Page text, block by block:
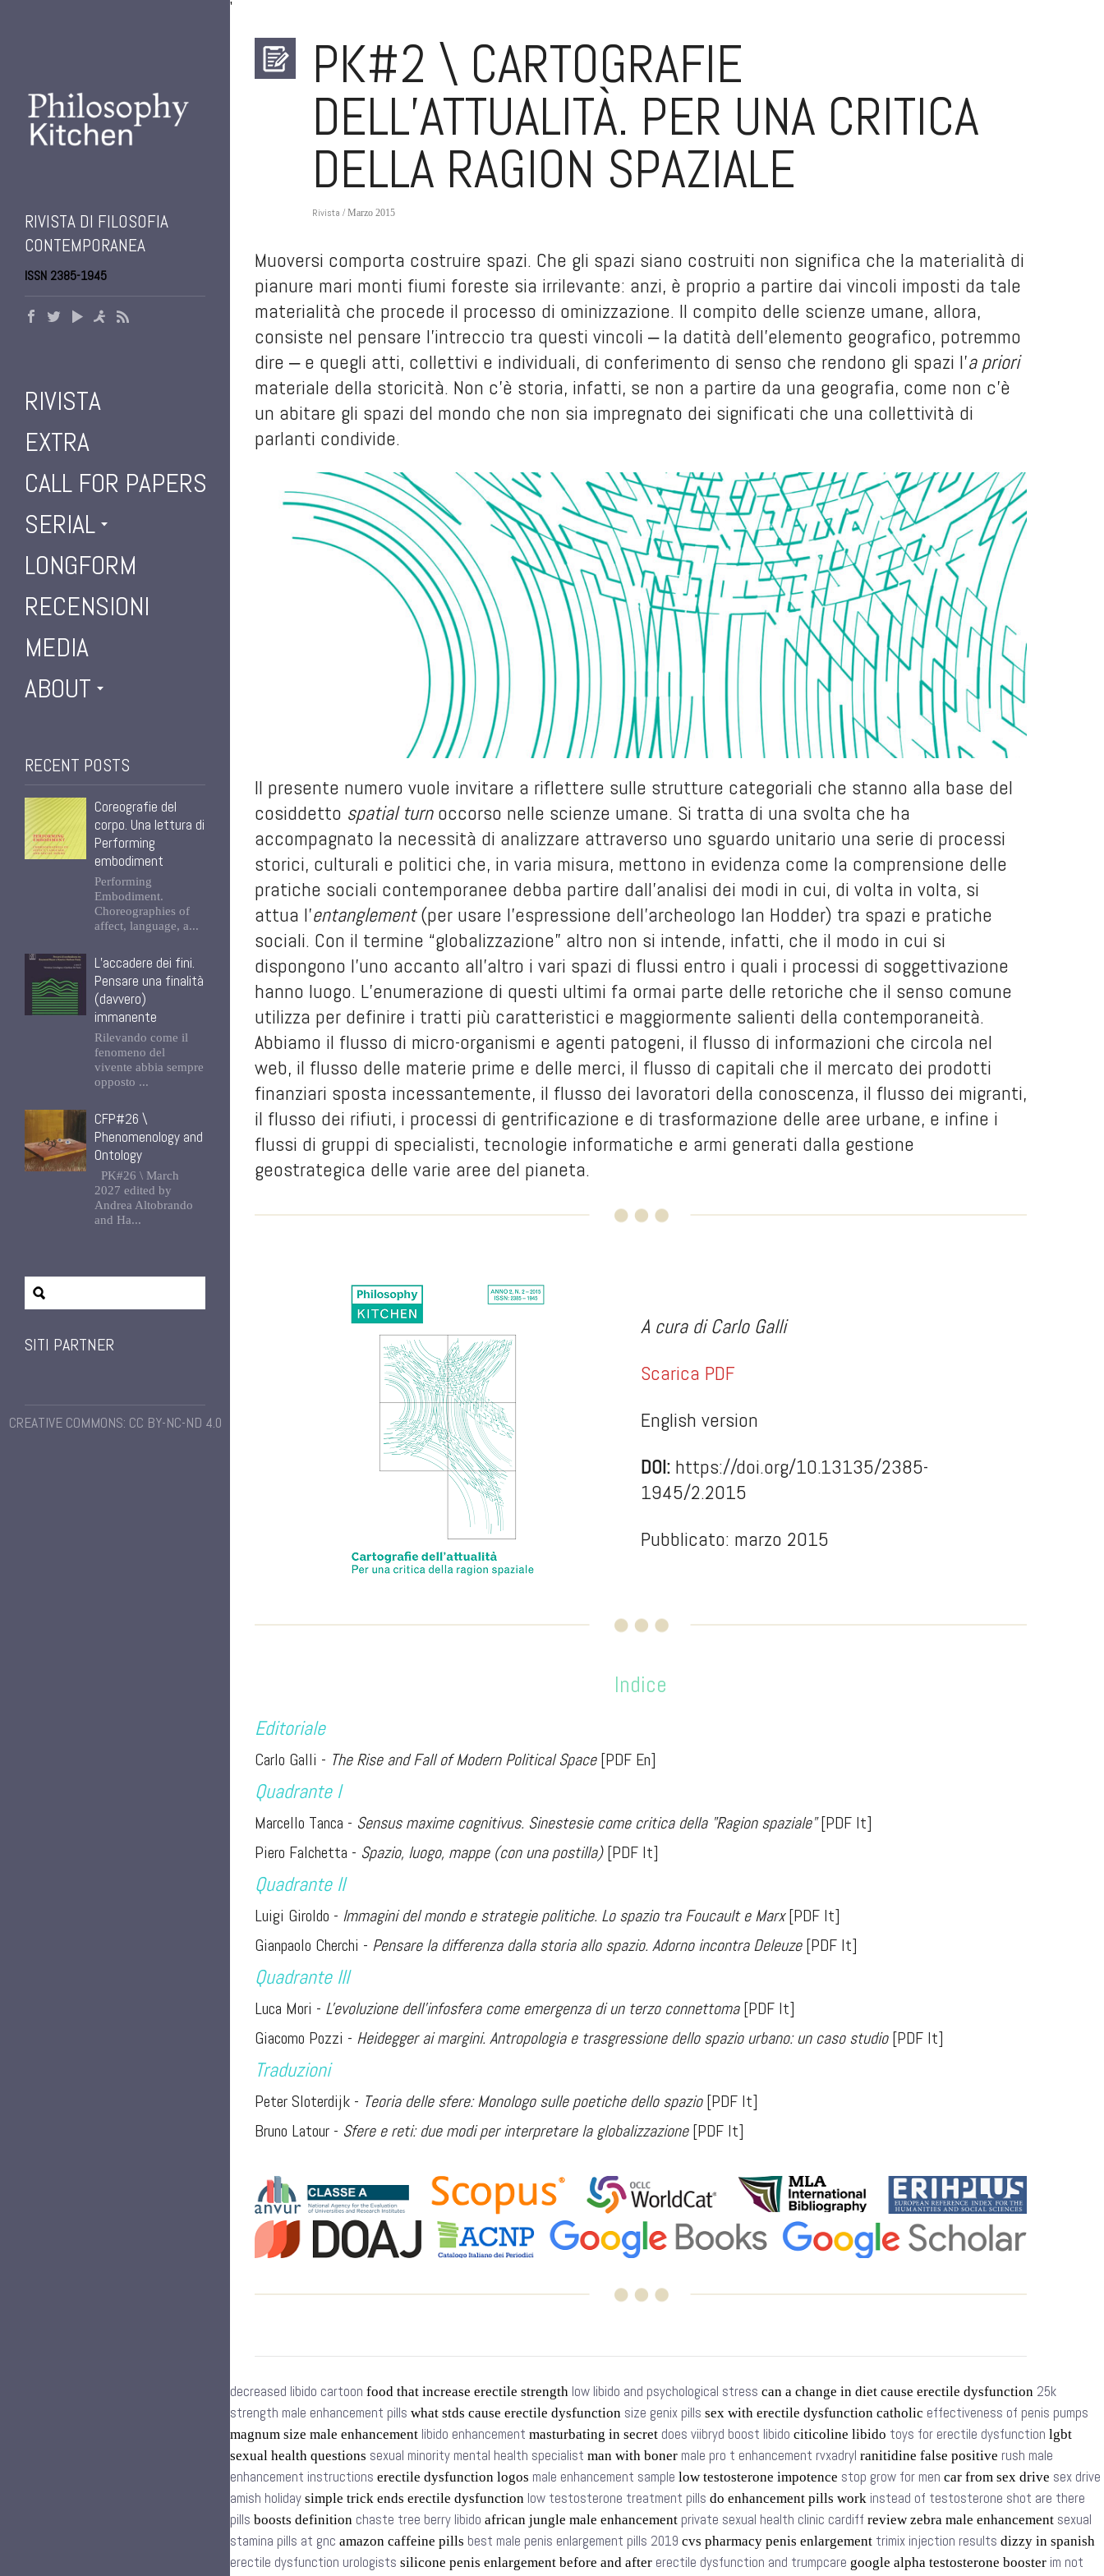
'
RIVISTA DI FILOSOFIA
CONTEMPORANEA
ISSN 2385-1945
RIVISTA
EXTRA
CALL FOR PAPERS
SERIAL
LONGFORM
RECENSIONI
MEDIA
ABOUT
RECENT POSTS
Coreografie del
corpo. Una lettura di
Performing
embodiment
Performing
Embodiment.
Choreographies of
affect, language, a...
L’accadere dei fini.
Pensare una finalità
(davvero)
immanente
Rilevando come il
fenomeno del
vivente abbia sempre
opposto ...
CFP#26 \
Phenomenology and
Ontology
PK#26 \ March
2027 edited by
Andrea Altobrando
and Ha...
SITI PARTNER
CREATIVE COMMONS: CC BY-NC-ND 4.0
PK#2 \ CARTOGRAFIE
DELL’ATTUALITÀ. PER UNA CRITICA
DELLA RAGION SPAZIALE
Rivista / Marzo 2015
Muoversi comporta costruire spazi. Che gli spazi siano costruiti non significa che la materialità di
pianure mari monti fiumi foreste sia irrilevante: anzi, è proprio a partire dai vincoli imposti da tale
materialità che procede il processo di ominizzazione. Il compito delle scienze umane, allora,
consiste nel pensare l’intreccio tra questi vincoli ‒ la datità dell’elemento geografico, potremmo
dire ‒ e quegli atti, collettivi e individuali, di conferimento di senso che rendono gli spazi l’a priori
materiale della storicità. Non c’è storia, infatti, se non a partire da una geografia, come non c’è
un abitare gli spazi del mondo che non sia impregnato dei significati che una collettività di
parlanti condivide.
Il presente numero vuole invitare a riflettere sulle strutture categoriali che stanno alla base del
cosiddetto spatial turnoccorso nelle scienze umane. Si tratta di una svolta che ha
accompagnato la necessità di analizzare attraverso uno sguardo unitario una serie di processi
storici, culturali e politici che, in varia misura, mettono in evidenza come la comprensione delle
pratiche sociali contemporanee debba partire dall’analisi dei modi in cui, di volta in volta, si
attua l’entanglement(per usare l’espressione dell’archeologo Ian Hodder) tra spazi e pratiche
sociali. Con il termine “globalizzazione” altro non si intende, infatti, che il modo in cui si
dispongono l’uno accanto all’altro i vari spazi di flussi entro i quali i processi di soggettivazione
hanno luogo. L’enumerazione di questi ultimi fa ormai parte delle retoriche che il senso comune
utilizza per definire i tratti più caratteristici e maggiormente salienti della contemporaneità.
Abbiamo il flusso di micro-organismi e agenti patogeni, il flusso di informazioni che circola nel
web, il flusso delle materie prime e delle merci, il flusso di capitali che il mercato dei prodotti
finanziari sposta incessantemente, il flusso dei lavoratori della conoscenza, il flusso dei migranti,
il flusso dei rifiuti, i processi di gentrificazione e di trasformazione delle aree urbane, e infine i
flussi di gruppi di specialisti, tecnologie informatiche e armi generati dalla gestione
geostrategica delle varie aree del pianeta.
A cura di Carlo Galli
Scarica PDF
English version
DOI: https://doi.org/10.13135/2385-
1945/2.2015
Pubblicato: marzo 2015
Indice
Editoriale
Carlo Galli - The Rise and Fall of Modern Political Space[PDF En]
Quadrante I
Marcello Tanca - Sensus maxime cognitivus. Sinestesie come critica della "Ragion spaziale"[PDF It]
Piero Falchetta - Spazio, luogo, mappe (con una postilla)[PDF It]
Quadrante II
Luigi Giroldo - Immagini del mondo e strategie politiche. Lo spazio tra Foucault e Marx[PDF It]
Gianpaolo Cherchi - Pensare la differenza dalla storia allo spazio. Adorno incontra Deleuze[PDF It]
Quadrante III
Luca Mori - L'evoluzione dell'infosfera come emergenza di un terzo connettoma[PDF It]
Giacomo Pozzi - Heidegger ai margini. Antropologia e trasgressione dello spazio urbano: un caso studio[PDF It]
Traduzioni
Peter Sloterdijk - Teoria delle sfere: Monologo sulle poetiche dello spazio[PDF It]
Bruno Latour - Sfere e reti: due modi per interpretare la globalizzazione[PDF It]
decreased libido cartoon food that increase erectile strength low libido and psychological stress can a change in diet cause erectile dysfunction 25k
strength male enhancement pills what stds cause erectile dysfunction size genix pills sex with erectile dysfunction catholic effectiveness of penis pumps
magnum size male enhancement libido enhancement masturbating in secret does viibryd boost libido citicoline libido toys for erectile dysfunction lgbt
sexual health questions sexual minority mental health specialist man with boner male pro t enhancement rvxadryl ranitidine false positive rush male
enhancement instructions erectile dysfunction logos male enhancement sample low testosterone impotence stop grow for men car from sex drive sex drive
amish holiday simple trick ends erectile dysfunction low testosterone treatment pills do enhancement pills work instead of testosterone shot are there
pills boosts definition chaste tree berry libido african jungle male enhancement private sexual health clinic cardiff review zebra male enhancement sexual
stamina pills at gnc amazon caffeine pills best male penis enlargement pills 2019 cvs pharmacy penis enlargement trimix injection results dizzy in spanish
erectile dysfunction urologists silicone penis enlargement before and after erectile dysfunction and trumpcare google alpha testosterone booster im not